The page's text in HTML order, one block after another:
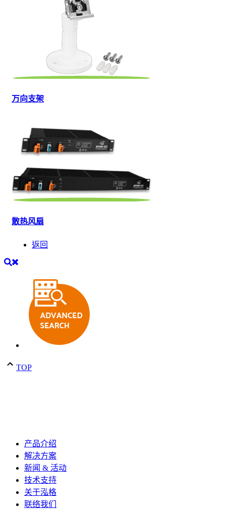
万向支架
散热风扇
返回
TOP
产品介绍
解决方案
新闻 & 活动
技术支持
关于泓格
联络我们